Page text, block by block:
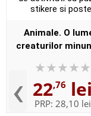
‹
Animale. O
creaturilor
puzzle, stikere si
22,76 lei
PRP: 28,10 lei